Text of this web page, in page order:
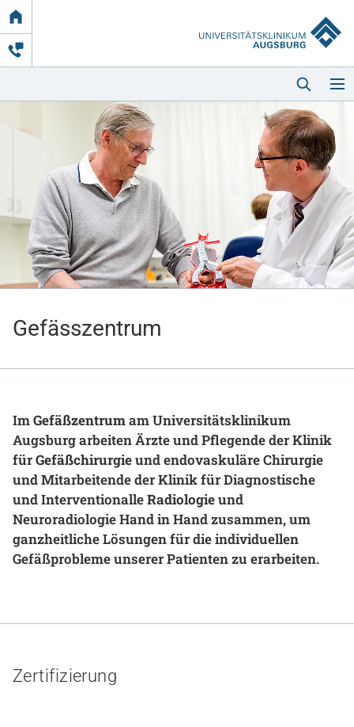
Link
zur
Startseite
Startseite
Kliniken & Einrichtungen
Beruf & Karriere
Notaufnahme
Gefässzentrum
ImGefäßzentrumam Universitätsklinikum
Augsburg arbeiten Ärzte und Pflegende der Klinik
fürGefäßchirurgieund endovaskuläre Chirurgie
und Mitarbeitende der Klinik für Diagnostische
und InterventionalleRadiologieund
Neuroradiologie Hand in Hand zusammen, um
ganzheitliche Lösungen für die individuellen
Gefäßprobleme unserer Patienten zu erarbeiten.
Zertifizierung